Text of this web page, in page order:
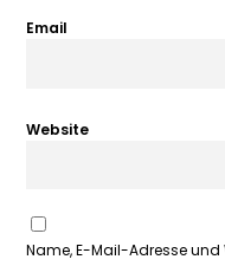
Email
Website
Name, E-Mail-Adresse